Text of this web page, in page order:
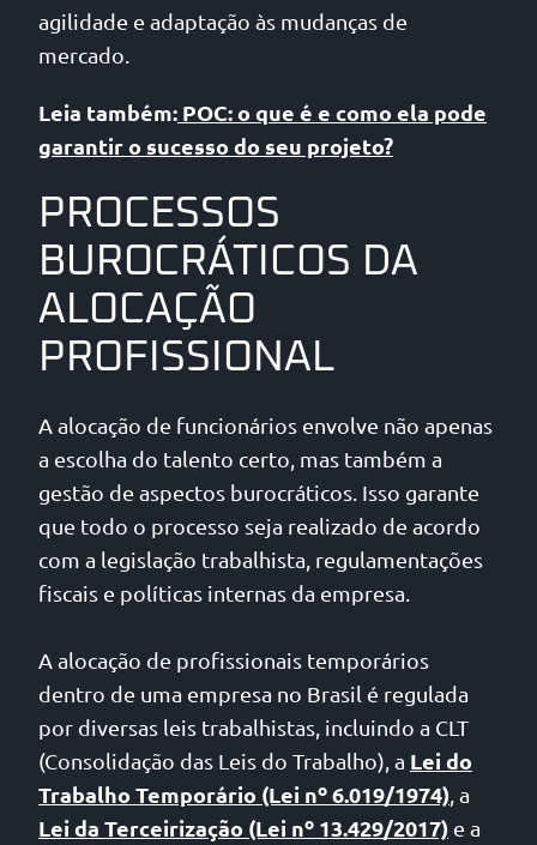
agilidade e adaptação às mudanças de
mercado.
Leia também: POC: o que é e como ela pode
garantir o sucesso do seu projeto?
PROCESSOS
BUROCRÁTICOS DA
ALOCAÇÃO
PROFISSIONAL
A alocação de funcionários envolve não apenas
a escolha do talento certo, mas também a
gestão de aspectos burocráticos. Isso garante
que todo o processo seja realizado de acordo
com a legislação trabalhista, regulamentações
fiscais e políticas internas da empresa.
A alocação de profissionais temporários
dentro de uma empresa no Brasil é regulada
por diversas leis trabalhistas, incluindo a CLT
(Consolidação das Leis do Trabalho), a Lei do
Trabalho Temporário (Lei nº 6.019/1974) , a
Lei da Terceirização (Lei nº 13.429/2017) e a